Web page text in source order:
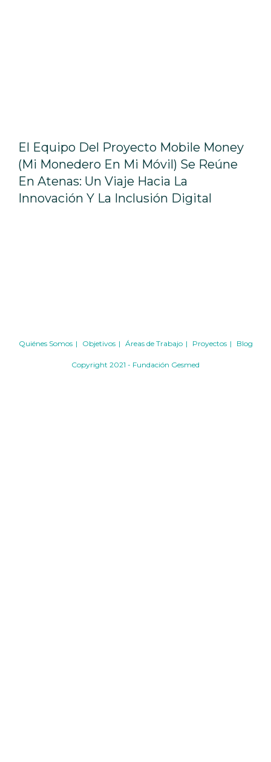
El Equipo Del Proyecto Mobile Money
(mi Monedero En Mi Móvil) Se Reúne
En Atenas: Un Viaje Hacia La
Innovación Y La Inclusión Digital
Quiénes Somos Objetivos Áreas de Trabajo Proyectos Blog
Copyright 2021 - Fundación Gesmed